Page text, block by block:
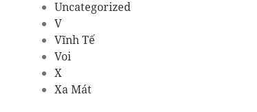
Uncategorized
V
Vĩnh Tế
Voi
X
Xa Mát